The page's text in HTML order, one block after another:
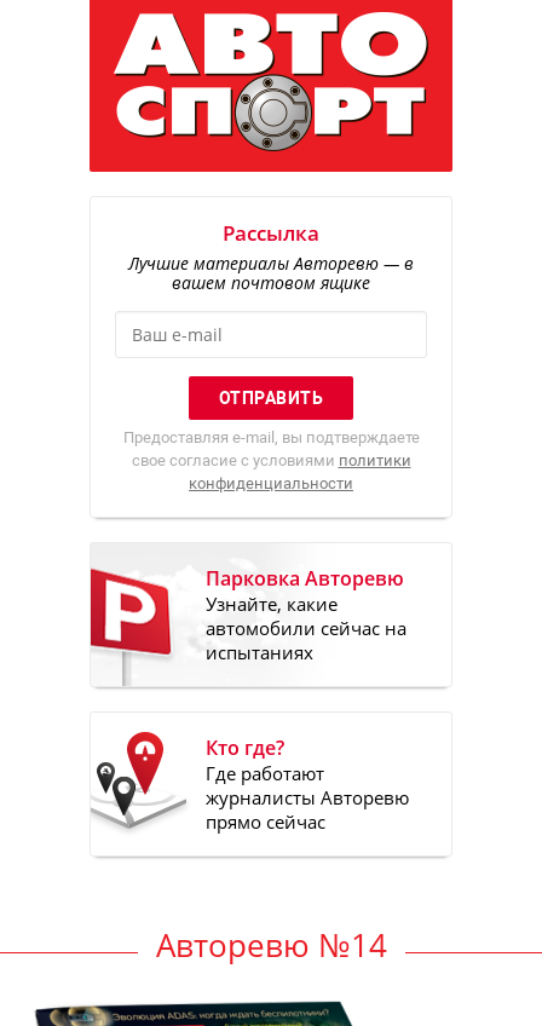
Рассылка
Лучшие материалы Авторевю — в
вашем почтовом ящике
Предоставляя e-mail, вы подтверждаете
свое согласие с условиями политики
конфиденциальности
Парковка Авторевю
Узнайте, какие
автомобили сейчас на
испытаниях
Кто где?
Где работают
журналисты Авторевю
прямо сейчас
Авторевю №14